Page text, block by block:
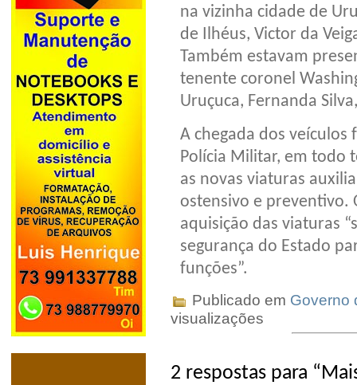
na vizinha cidade de
de Ilhéus, Victor da
Também estavam
tenente coronel
Uruçuca, Fernanda
A chegada dos
Polícia Militar, em todo
as novas viaturas
ostensivo e preventivo.
aquisição das viaturas
segurança do Estado
funções”.
Publicado em Governo
visualizações
2 respostas para